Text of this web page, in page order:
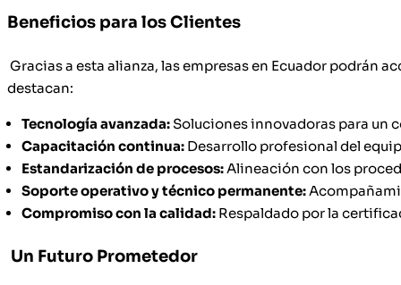
Beneficios para los Clientes
Gracias a esta alianza, las empresas en Ecuador podrán
destacan:
Tecnología avanzada: Soluciones innovadoras para un
Capacitación continua: Desarrollo profesional del
Estandarización de procesos: Alineación con los
Soporte operativo y técnico permanente:
Compromiso con la calidad: Respaldado por la
Un Futuro Prometedor